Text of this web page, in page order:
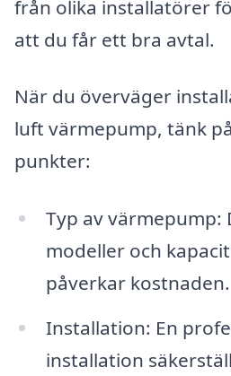
från olika installatörer
att du får ett bra avtal.
När du överväger
luft värmepump, tänk
punkter:
Typ av värmepump:
modeller och
påverkar kostnaden.
Installation: En
installation